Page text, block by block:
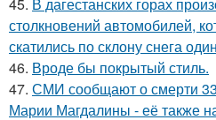
45. В дагестанских горах
столкновений автомобилей,
скатились по склону снега
46. Вроде бы покрытый стиль.
47. СМИ сообщают о смерти
Марии Магдалины - её также